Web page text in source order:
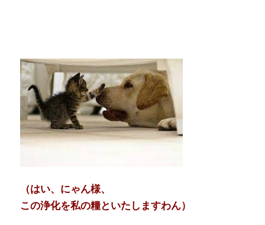
（はい、にゃん様、
この浄化を私の糧といたしますわん）